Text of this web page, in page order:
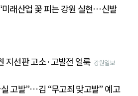
미래산업 꽃 피는 강원 실현⋯신발
지선판 고소·고발전 얼룩 강원일보
고발”…김 “무고죄 맞고발” 예고